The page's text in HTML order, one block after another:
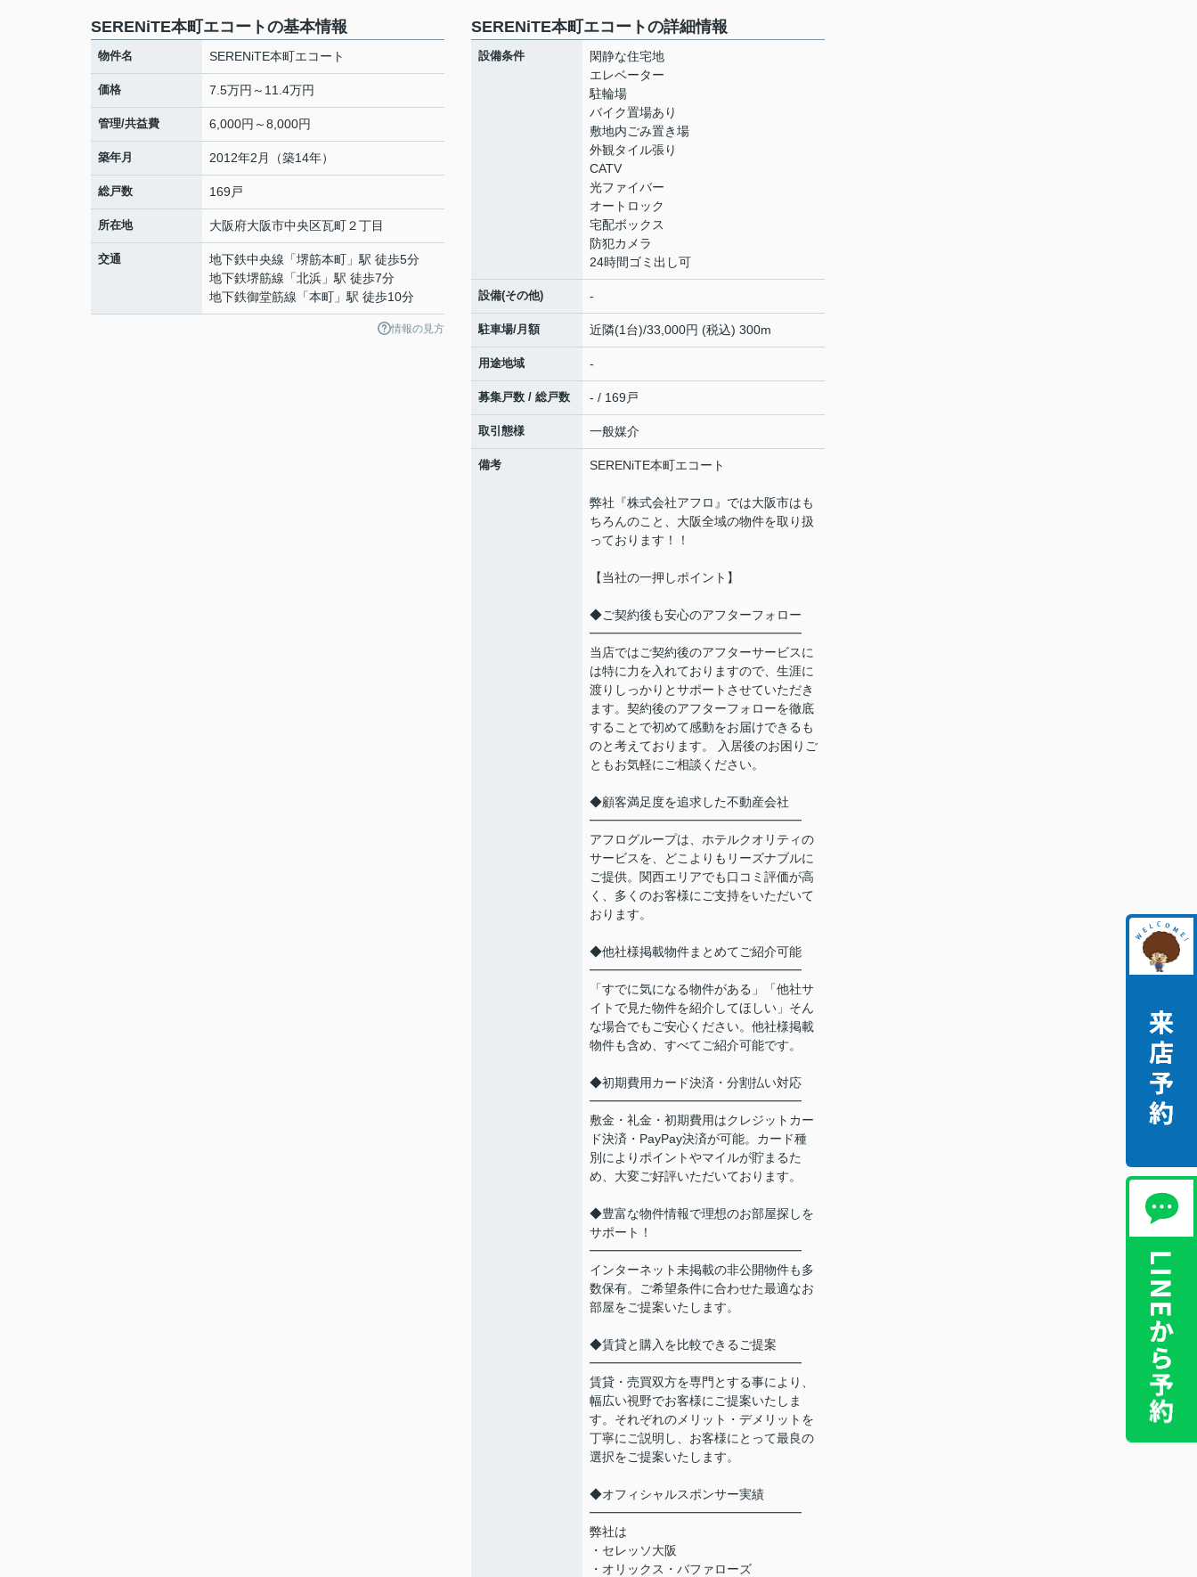
SERENiTE本町エコートの基本情報
物件名 SERENiTE本町エコート
価格 7.5万円～11.4万円
管理/共益費 6,000円～8,000円
築年月 2012年2月（築14年）
総戸数 169戸
所在地 大阪府大阪市中央区瓦町２丁目
交通 地下鉄中央線 「堺筋本町 」駅 徒歩5分
地下鉄堺筋線 「北浜 」駅 徒歩7分
地下鉄御堂筋線 「本町 」駅 徒歩10分
情報の見方
SERENiTE本町エコートの詳細情報
設備条件
閑静な住宅地
エレベーター
駐輪場
バイク置場あり
敷地内ごみ置き場
外観タイル張り
CATV
光ファイバー
オートロック
宅配ボックス
防犯カメラ
24時間ゴミ出し可
設備(その他) -
駐車場/月額 近隣(1台)/33,000円 (税込) 300m
用途地域 -
募集戸数 / 総戸数 - / 169戸
取引態様 一般媒介
備考 SERENiTE本町エコート
弊社『株式会社アフロ』では大阪市はも
ちろんのこと、大阪全域の物件を取り扱
っております！！
【当社の一押しポイント】
◆ご契約後も安心のアフターフォロー
━━━━━━━━━━━━━━━━━
当店ではご契約後のアフターサービスに
は特に力を入れておりますので、生涯に
渡りしっかりとサポートさせていただき
ます。契約後のアフターフォローを徹底
することで初めて感動をお届けできるも
のと考えております。 入居後のお困りご
ともお気軽にご相談ください。
◆顧客満足度を追求した不動産会社
━━━━━━━━━━━━━━━━━
アフログループは、ホテルクオリティの
サービスを、どこよりもリーズナブルに
ご提供。関西エリアでも口コミ評価が高
く、多くのお客様にご支持をいただいて
おります。
◆他社様掲載物件まとめてご紹介可能
━━━━━━━━━━━━━━━━━
「すでに気になる物件がある」「他社サ
イトで見た物件を紹介してほしい」そん
な場合でもご安心ください。他社様掲載
物件も含め、すべてご紹介可能です。
◆初期費用カード決済・分割払い対応
━━━━━━━━━━━━━━━━━
敷金・礼金・初期費用はクレジットカー
ド決済・PayPay決済が可能。カード種
別によりポイントやマイルが貯まるた
め、大変ご好評いただいております。
◆豊富な物件情報で理想のお部屋探しを
サポート！
━━━━━━━━━━━━━━━━━
インターネット未掲載の非公開物件も多
数保有。ご希望条件に合わせた最適なお
部屋をご提案いたします。
◆賃貸と購入を比較できるご提案
━━━━━━━━━━━━━━━━━
賃貸・売買双方を専門とする事により、
幅広い視野でお客様にご提案いたしま
す。それぞれのメリット・デメリットを
丁寧にご説明し、お客様にとって最良の
選択をご提案いたします。
◆オフィシャルスポンサー実績
━━━━━━━━━━━━━━━━━
弊社は
・セレッソ大阪
・オリックス・バファローズ